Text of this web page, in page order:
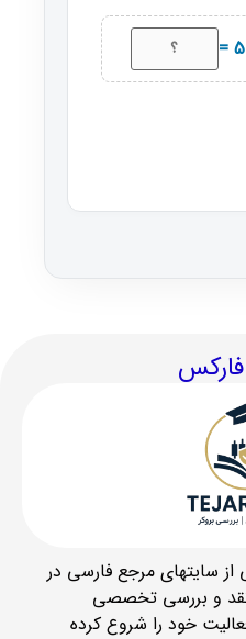
سایتهای مرجع فارسی در
و بررسی تخصصی
فارکس از سال 2020 فعالیت خود را شروع کرده